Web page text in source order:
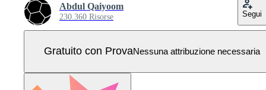
Abdul Qaiyoom
230.360 Risorse Segui
Gratuito con ProvaNessuna attribuzione necessaria